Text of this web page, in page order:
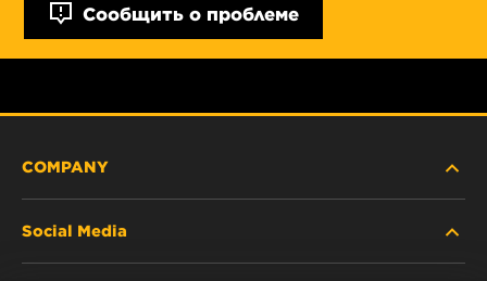
Сообщить о проблеме
COMPANY
Social Media